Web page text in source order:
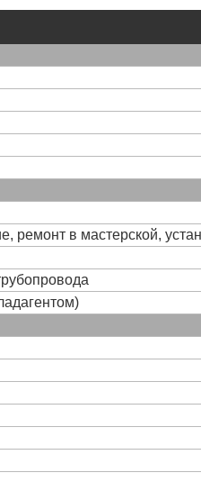
ремонт в мастерской,